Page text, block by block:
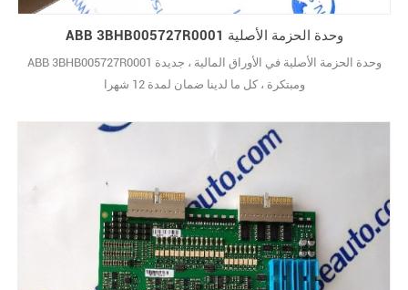
ABB 3BHB005727R0001 وحدة الحزمة الأصلية
ABB 3BHB005727R0001 وحدة الحزمة الأصلية في الأوراق المالية ، جديدة
ومبتكرة ، كل ما لدينا ضمان لمدة 12 شهرا